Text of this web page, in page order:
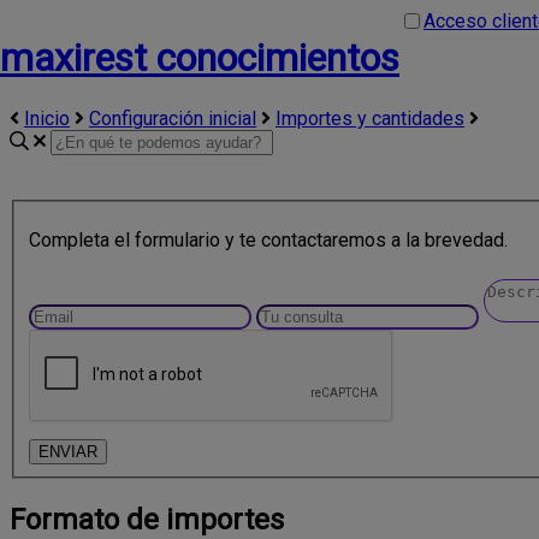
maxirest conocimientos
Acceso
Inicio Configuración inicial Importes y cantidades
Completa el formulario y te contactaremos a la brevedad.
Formato de importes